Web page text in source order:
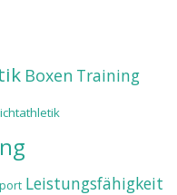
Boxen Training
Leistungsfähigkeit